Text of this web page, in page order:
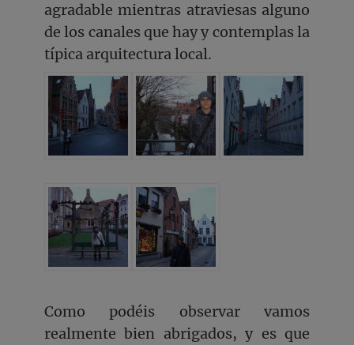
agradable mientras atraviesas alguno
de los canales que hay y contemplas la
típica arquitectura local.
Como podéis observar vamos
realmente bien abrigados, y es que